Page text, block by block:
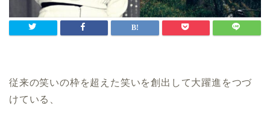
従来の笑いの枠を超えた笑いを創出して大躍進をつづ
けている、